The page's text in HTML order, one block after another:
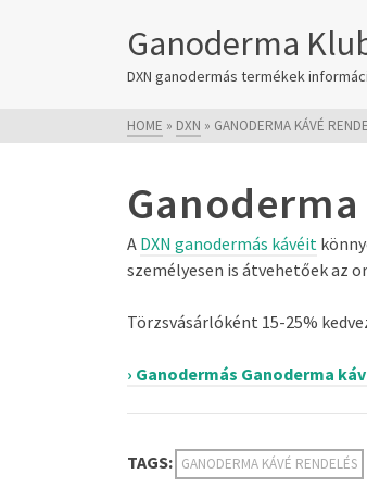
Ganoderma
DXN ganodermás termékek
HOME » DXN » GANODERMA KÁVÉ
A DXN ganodermás kávéit
személyesen is átvehetőek az
Törzsvásárlóként 15-25%
› Ganodermás Ganoderma
TAGS: GANODERMA KÁVÉ RENDELÉS